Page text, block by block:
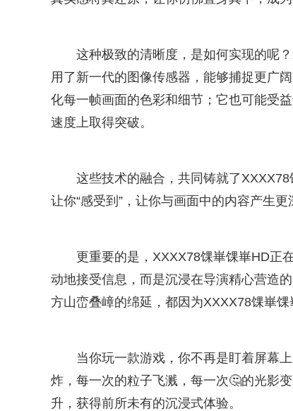
这种极致的清晰度，是如何实现的呢
用了新一代的图像传感器，能够捕捉更广
化每一帧画面的色彩和细节；它也可能受
速度上取得突破。
这些技术的融合，共同铸就了
让你“感受到”，让你与画面中的内容产生更
更重要的是，XXXX78馃崋馃崋HD正
动地接受信息，而是沉浸在导演精心营造
方山峦叠嶂的绵延，都因为XXXX78馃崋馃
当你玩一款游戏，你不再是盯着屏幕
炸，每一次的粒子飞溅，每一次🤔的光影
升，获得前所未有的沉浸式体验。